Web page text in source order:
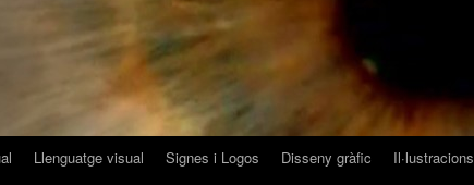
Llenguatge visual Signes i Logos Disseny gràfic Il·lustracions